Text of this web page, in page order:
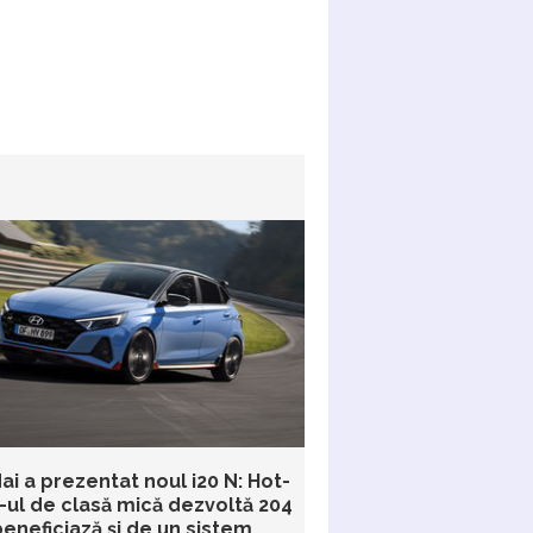
a prezentat noul i20 N: Hot-
ul de clasă mică dezvoltă 204